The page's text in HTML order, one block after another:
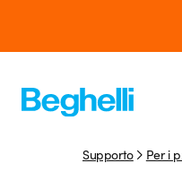
Supporto Per i